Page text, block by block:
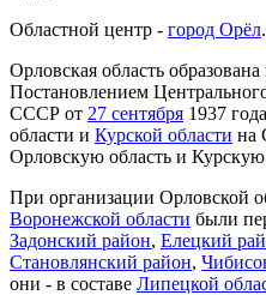
Областной центр - город Орёл.
Орловская область образована
Постановлением
СССР от 27 сентября 1937
области и Курской области на
Орловскую область и Курскую
При организации Орловской
Воронежской области были
Задонский район, Елецкий
Становлянский район,
они - в составе Липецкой